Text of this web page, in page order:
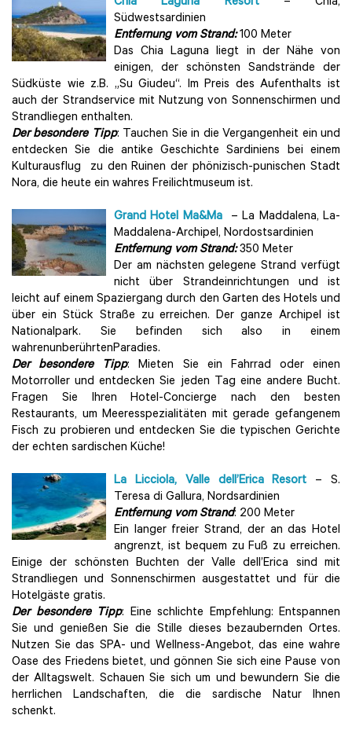
Chia Laguna Resort– Chia,
Südwestsardinien
Entfernung vom Strand:100 Meter
Das Chia Laguna liegt in der Nähe von
einigen, der schönsten Sandstrände der
Südküste wie z.B. „Su Giudeu“. Im Preis des Aufenthalts ist
auch der Strandservice mit Nutzung von Sonnenschirmen und
Strandliegen enthalten.
Der besondere Tipp: Tauchen Sie in die Vergangenheit ein und
entdecken Sie die antike Geschichte Sardiniens bei einem
Kulturausflug zu den Ruinen der phönizisch-punischen Stadt
Nora, die heute ein wahres Freilichtmuseum ist.
Grand Hotel Ma&Ma– La Maddalena, La-
Maddalena-Archipel, Nordostsardinien
Entfernung vom Strand:350 Meter
Der am nächsten gelegene Strand verfügt
nicht über Strandeinrichtungen und ist
leicht auf einem Spaziergang durch den Garten des Hotels und
über ein Stück Straße zu erreichen. Der ganze Archipel ist
Nationalpark. Sie befinden sich also in einem
wahrenunberührtenParadies.
Der besondere Tipp: Mieten Sie ein Fahrrad oder einen
Motorroller und entdecken Sie jeden Tag eine andere Bucht.
Fragen Sie Ihren Hotel-Concierge nach den besten
Restaurants, um Meeresspezialitäten mit gerade gefangenem
Fisch zu probieren und entdecken Sie die typischen Gerichte
der echten sardischen Küche!
La Licciola, Valle dell’Erica Resort – S.
Teresa di Gallura, Nordsardinien
Entfernung vom Strand: 200 Meter
Ein langer freier Strand, der an das Hotel
angrenzt, ist bequem zu Fuß zu erreichen.
Einige der schönsten Buchten der Valle dell’Erica sind mit
Strandliegen und Sonnenschirmen ausgestattet und für die
Hotelgäste gratis.
Der besondere Tipp: Eine schlichte Empfehlung: Entspannen
Sie und genießen Sie die Stille dieses bezaubernden Ortes.
Nutzen Sie das SPA- und Wellness-Angebot, das eine wahre
Oase des Friedens bietet, und gönnen Sie sich eine Pause von
der Alltagswelt. Schauen Sie sich um und bewundern Sie die
herrlichen Landschaften, die die sardische Natur Ihnen
schenkt.